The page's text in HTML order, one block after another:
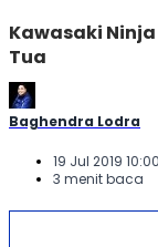
Kawasaki Ninja
Tua
Baghendra Lodra
19 Jul 2019
3 menit baca